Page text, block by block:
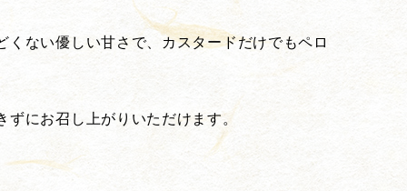
ない優しい甘さで、カスタードだけでもペロ
にお召し上がりいただけます。